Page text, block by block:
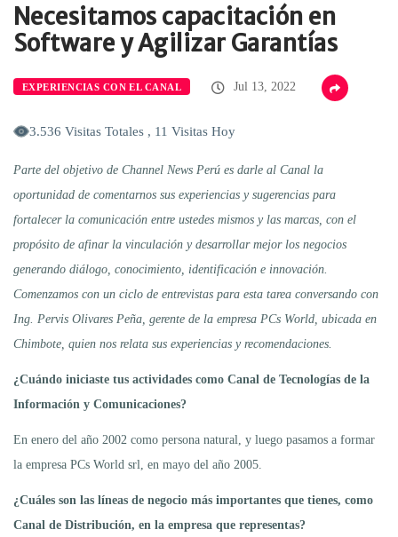
Necesitamos capacitación en
Software y Agilizar Garantías
EXPERIENCIAS CON EL CANAL Jul 13, 2022
3.536 Visitas Totales , 11 Visitas Hoy
Parte del objetivo de Channel News Perú es darle al Canal la
oportunidad de comentarnos sus experiencias y sugerencias para
fortalecer la comunicación entre ustedes mismos y las marcas, con el
propósito de afinar la vinculación y desarrollar mejor los negocios
generando diálogo, conocimiento, identificación e innovación.
Comenzamos con un ciclo de entrevistas para esta tarea conversando con
Ing. Pervis Olivares Peña, gerente de la empresa PCs World, ubicada en
Chimbote, quien nos relata sus experiencias y recomendaciones.
¿Cuándo iniciaste tus actividades como Canal de Tecnologías de la
Información y Comunicaciones?
En enero del año 2002 como persona natural, y luego pasamos a formar
la empresa PCs World srl, en mayo del año 2005.
¿Cuáles son las líneas de negocio más importantes que tienes, como
Canal de Distribución, en la empresa que representas?